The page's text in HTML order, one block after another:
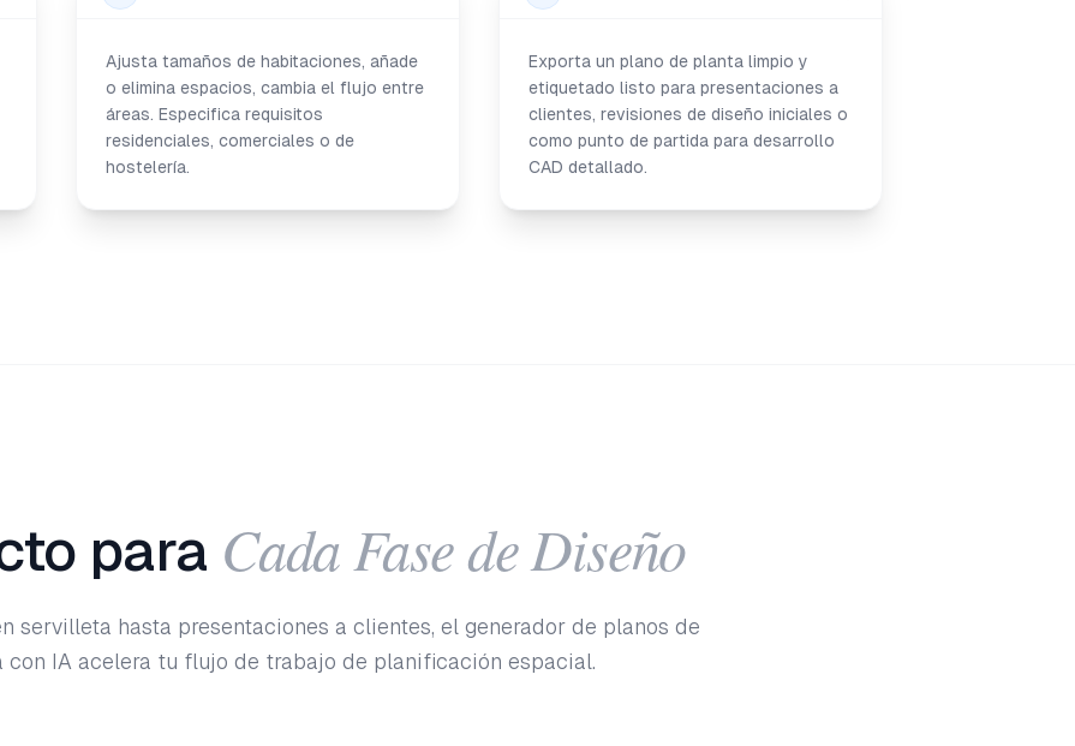
Ajusta tamaños de habitaciones, añade
o elimina espacios, cambia el flujo entre
áreas. Especifica requisitos
residenciales, comerciales o de
hostelería.
Exporta un plano de planta limpio y
etiquetado listo para presentaciones a
clientes, revisiones de diseño iniciales o
como punto de partida para desarrollo
CAD detallado.
para Cada Fase de Diseño
servilleta hasta presentaciones a clientes, el generador de planos de
con IA acelera tu flujo de trabajo de planificación espacial.